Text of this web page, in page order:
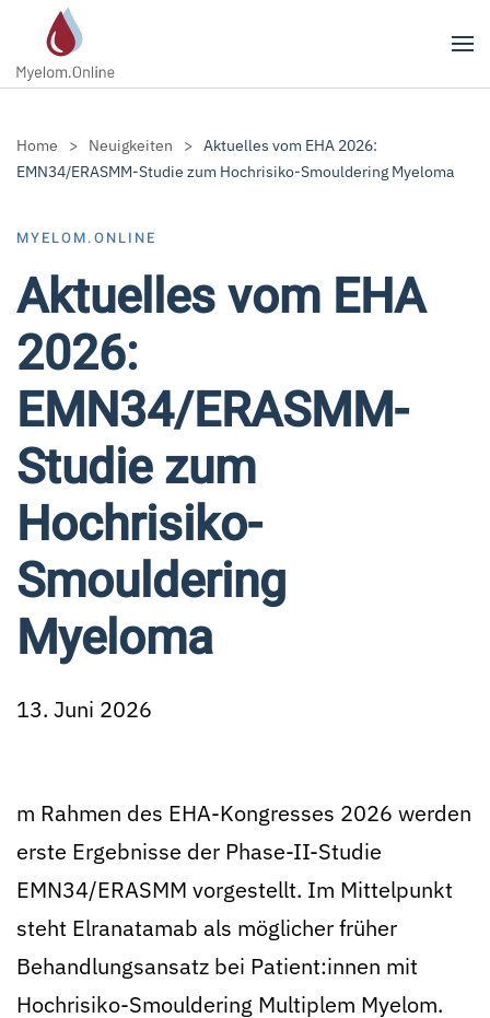
Zum Hauptinhalt springen
Home Neuigkeiten
Aktuelles vom EHA 2026:
EMN34/ERASMM-Studie zum Hochrisiko-Smouldering Myeloma
MYELOM.ONLINE
Aktuelles vom EHA
2026:
EMN34/ERASMM-
Studie zum
Hochrisiko-
Smouldering
Myeloma
13. Juni 2026
m Rahmen des EHA-Kongresses 2026 werden
erste Ergebnisse der Phase-II-Studie
EMN34/ERASMM vorgestellt. Im Mittelpunkt
steht Elranatamab als möglicher früher
Behandlungsansatz bei Patient:innen mit
Hochrisiko-Smouldering Multiplem Myelom.